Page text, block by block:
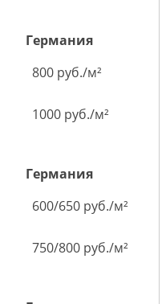
Германия
800 руб./м²
1000 руб./м²
Германия
600/650 руб./м²
750/800 руб./м²